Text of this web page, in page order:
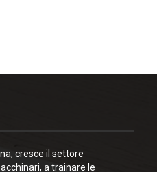
cresce il settore
a trainare le